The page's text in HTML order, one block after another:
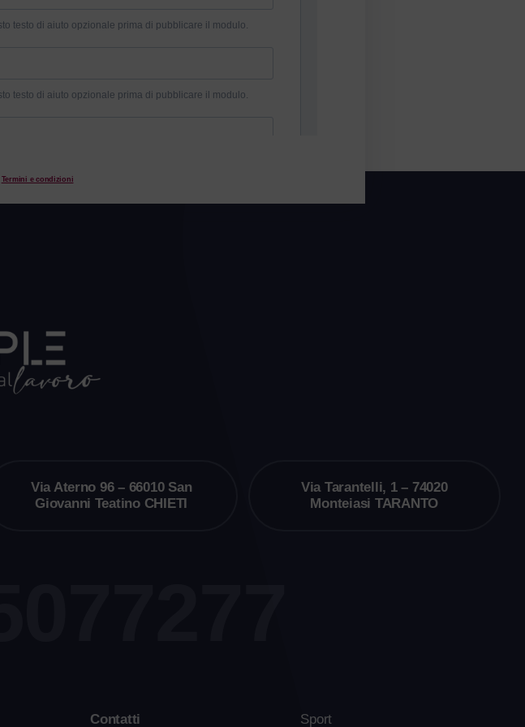
Termini e condizioni
Via Aterno 96 – 66010 San
Giovanni Teatino CHIETI
Via Tarantelli, 1 – 74020
Monteiasi TARANTO
Contatti Sport